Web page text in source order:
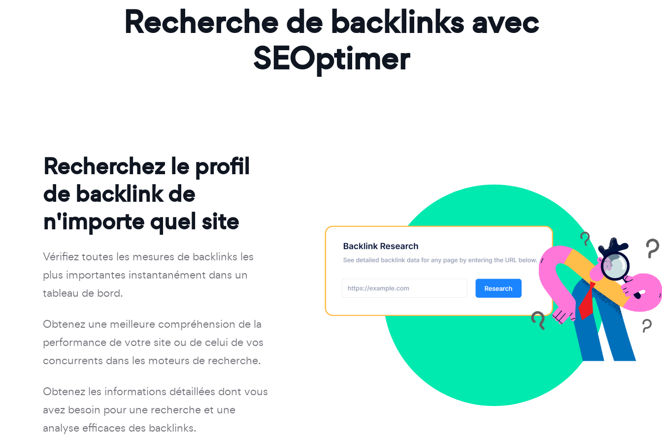
Recherche de backlinks avec
SEOptimer
Recherchez le profil
de backlink de
n'importe quel site
Vérifiez toutes les mesures de backlinks les
plus importantes instantanément dans un
tableau de bord.
Obtenez une meilleure compréhension de la
performance de votre site ou de celui de vos
concurrents dans les moteurs de recherche.
Obtenez les informations détaillées dont vous
avez besoin pour une recherche et une
analyse efficaces des backlinks.